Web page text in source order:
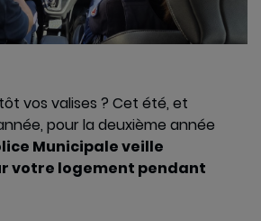
vos valises ? Cet été, et
pour la deuxième année
Municipale veille
votre logement pendant